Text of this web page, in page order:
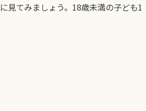
見てみましょう。18歳未満の子ども1